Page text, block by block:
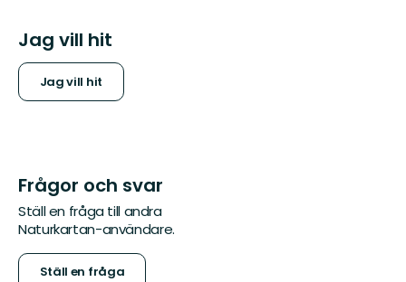
Jag vill hit
Jag vill hit
Frågor och svar
Ställ en fråga till andra
Naturkartan-användare.
Ställ en fråga